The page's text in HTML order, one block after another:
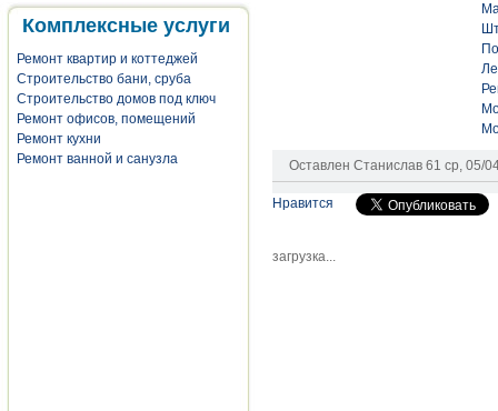
Комплексные услуги
Ремонт квартир и коттеджей
Строительство бани, сруба
Строительство домов под ключ
Ремонт офисов, помещений
Ремонт кухни
Ремонт ванной и санузла
Оставлен Станислав 61 ср, 05/
Нравится
загрузка...